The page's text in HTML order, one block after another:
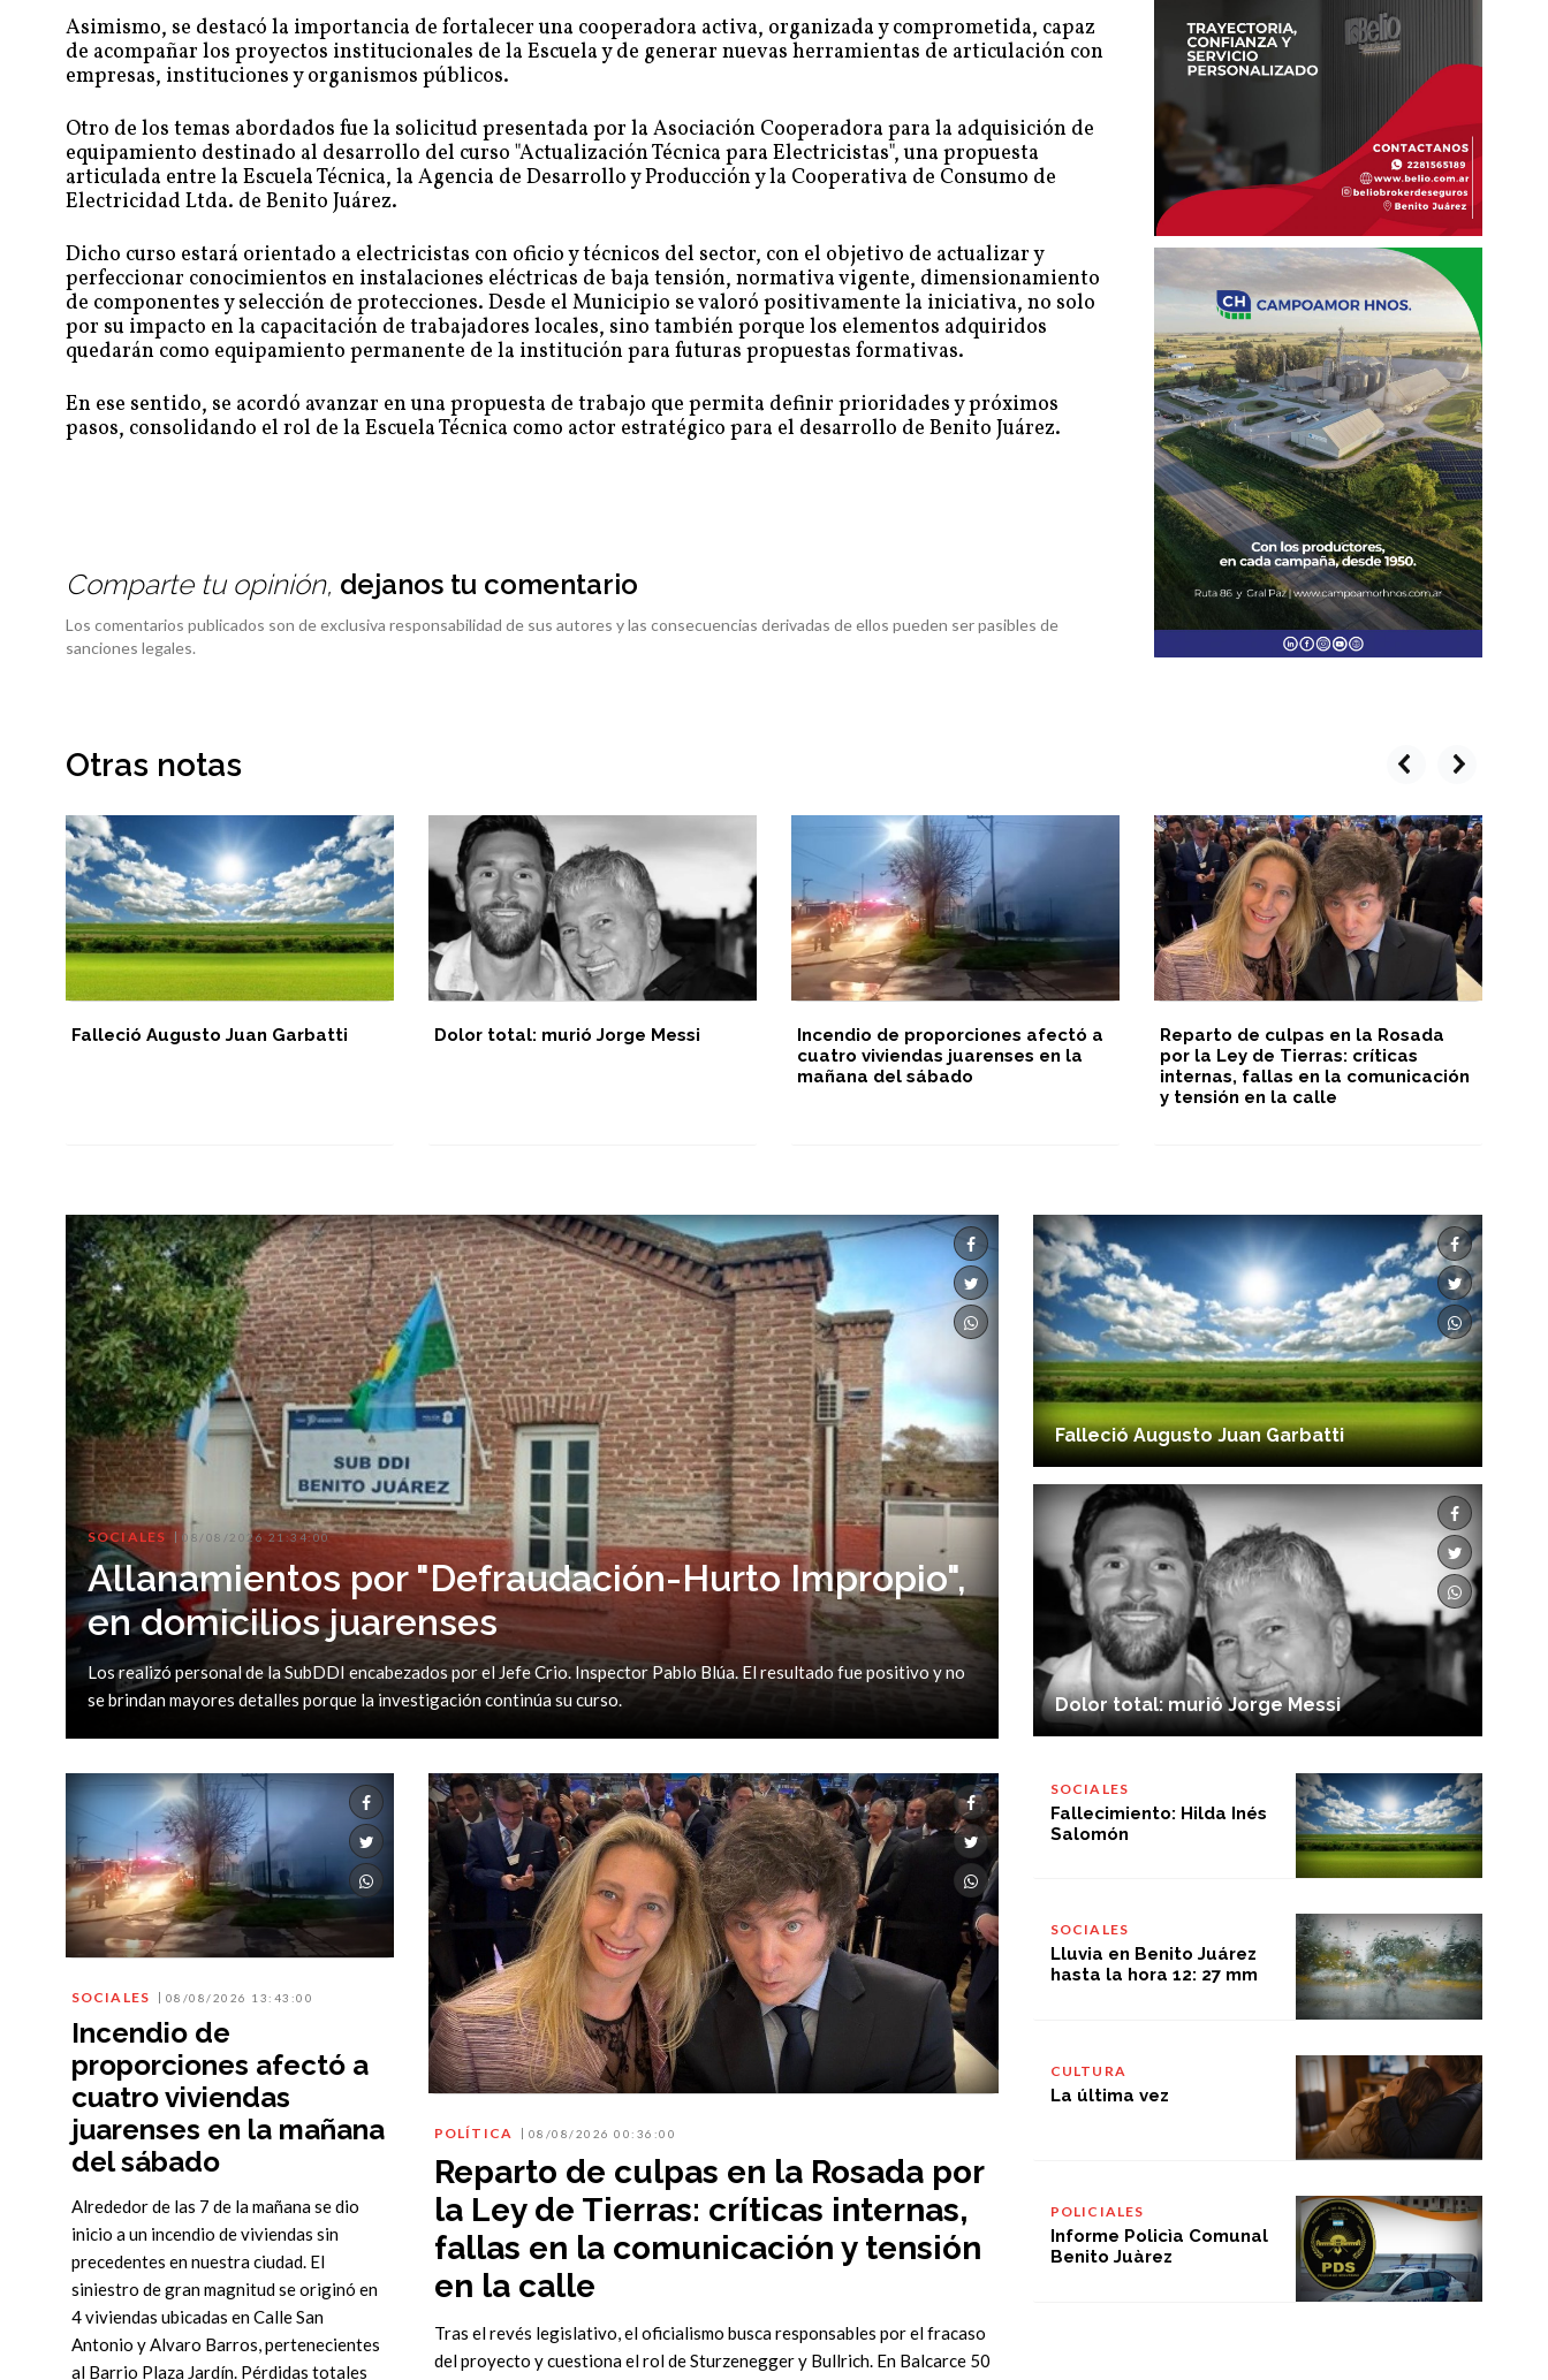
Asimismo, se destacó la importancia de fortalecer una cooperadora activa, organizada y comprometida, capaz
de acompañar los proyectos institucionales de la Escuela y de generar nuevas herramientas de articulación con
empresas, instituciones y organismos públicos.
Otro de los temas abordados fue la solicitud presentada por la Asociación Cooperadora para la adquisición de
equipamiento destinado al desarrollo del curso "Actualización Técnica para Electricistas", una propuesta
articulada entre la Escuela Técnica, la Agencia de Desarrollo y Producción y la Cooperativa de Consumo de
Electricidad Ltda. de Benito Juárez.
Dicho curso estará orientado a electricistas con oficio y técnicos del sector, con el objetivo de actualizar y
perfeccionar conocimientos en instalaciones eléctricas de baja tensión, normativa vigente, dimensionamiento
de componentes y selección de protecciones. Desde el Municipio se valoró positivamente la iniciativa, no solo
por su impacto en la capacitación de trabajadores locales, sino también porque los elementos adquiridos
quedarán como equipamiento permanente de la institución para futuras propuestas formativas.
En ese sentido, se acordó avanzar en una propuesta de trabajo que permita definir prioridades y próximos
pasos, consolidando el rol de la Escuela Técnica como actor estratégico para el desarrollo de Benito Juárez.
Comparte tu opinión, dejanos tu comentario
Los comentarios publicados son de exclusiva responsabilidad de sus autores y las consecuencias derivadas de ellos pueden ser pasibles de
sanciones legales.
Otras notas
Falleció Augusto Juan Garbatti Dolor total: murió Jorge Messi
Incendio de proporciones afectó a
cuatro viviendas juarenses en la
mañana del sábado
Reparto de culpas en la Rosada
por la Ley de Tierras: críticas
internas, fallas en la comunicación
y tensión en la calle
prev next
SOCIALES 08/08/2026 21:34:00
Allanamientos por "Defraudación-Hurto Impropio",
en domicilios juarenses
Los realizó personal de la SubDDI encabezados por el Jefe Crio. Inspector Pablo Blúa. El resultado fue positivo y no
se brindan mayores detalles porque la investigación continúa su curso.
Falleció Augusto Juan Garbatti
Dolor total: murió Jorge Messi
SOCIALES 08/08/2026 13:43:00
Incendio de
proporciones afectó a
cuatro viviendas
juarenses en la mañana
del sábado
Alrededor de las 7 de la mañana se dio
inicio a un incendio de viviendas sin
precedentes en nuestra ciudad. El
siniestro de gran magnitud se originó en
4 viviendas ubicadas en Calle San
Antonio y Alvaro Barros, pertenecientes
al Barrio Plaza Jardín. Pérdidas totales
POLÍTICA 08/08/2026 00:36:00
Reparto de culpas en la Rosada por
la Ley de Tierras: críticas internas,
fallas en la comunicación y tensión
en la calle
Tras el revés legislativo, el oficialismo busca responsables por el fracaso
del proyecto y cuestiona el rol de Sturzenegger y Bullrich. En Balcarce 50
SOCIALES
Fallecimiento: Hilda Inés
Salomón
SOCIALES
Lluvia en Benito Juárez
hasta la hora 12: 27 mm
CULTURA
La última vez
POLICIALES
Informe Policìa Comunal
Benito Juàrez